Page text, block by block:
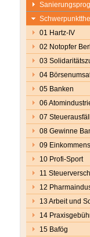
01 Hartz-IV
02 Notopfer
03
04
05 Banken
06
07
08 Gewinne
09
10 Profi-Sport
11
12
13 Arbeit und
14
15 Bafög